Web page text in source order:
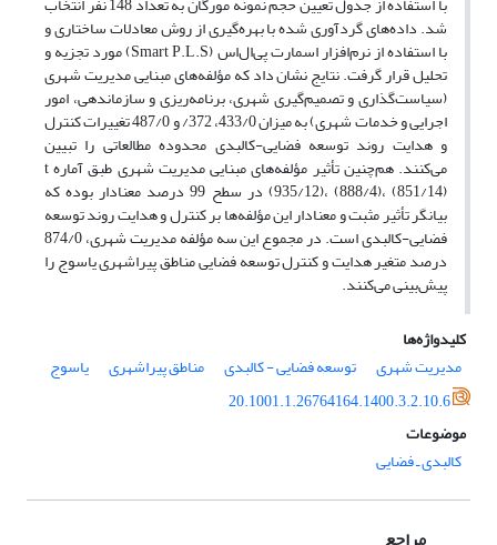
شد. داده‌های گردآوری شده با بهره‌گیری از روش معادلات ساختاری و
با استفاده از نرم‌افزار اسمارت پی‌ال‌اس (Smart P.L.S) مورد تجزیه و
تحلیل قرار گرفت. نتایج نشان داد که مؤلفه‌های مبنایی مدیریت شهری
(سیاست‌گذاری و تصمیم‌گیری شهری، برنامه‌ریزی و سازماندهی، امور
اجرایی و خدمات شهری) به میزان 433/0، 372/ و 487/0 تغییرات کنترل
و هدایت روند توسعه فضایی-کالبدی محدوده مطالعاتی را تبیین
می‌کنند. هم‌چنین تأثیر مؤلفه‌های مبنایی مدیریت شهری طبق آماره t
(935/12)، (888/4)، (851/14) در سطح 99 درصد معنادار بوده که
بیانگر تأثیر مثبت و معنادار این مؤلفه‌ها بر کنترل و هدایت روند توسعه
فضایی-کالبدی است. در مجموع این سه مؤلفه مدیریت شهری، 874/0
درصد متغیر هدایت و کنترل توسعه فضایی مناطق پیراشهری یاسوج را
پیش‌بینی می‌کنند.
کلیدواژه‌ها
مدیریت شهری
توسعه فضایی - کالبدی مناطق پیراشهری
یاسوج
20.1001.1.26764164.1400.3.2.10.6
موضوعات
کالبدی ـ فضایی